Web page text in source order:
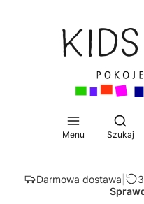
Menu Szukaj
Darmowa dostawa